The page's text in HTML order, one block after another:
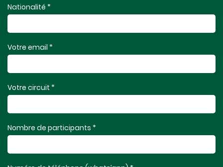
Nationalité *
Votre email *
Votre circuit *
Nombre de participants *